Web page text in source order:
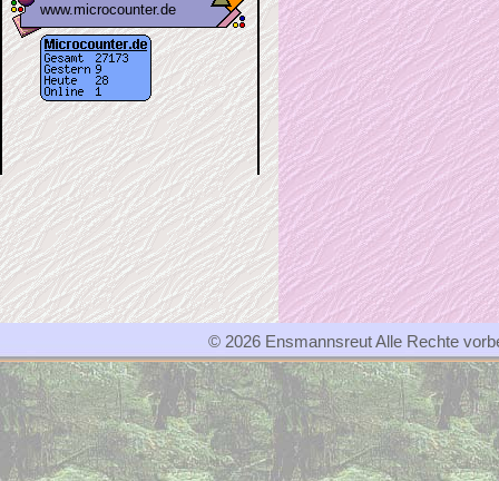
www.microcounter.de
© 2026 Ensmannsreut Alle Rechte